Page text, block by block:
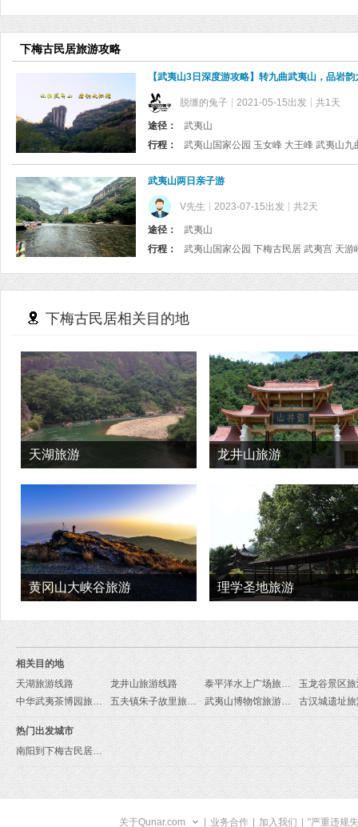
下梅古民居旅游攻略
【武夷山3日深度游攻略】转九曲武夷山，品岩韵
脱缰的兔子 2021-05-15出发 共1天
途径：
武夷山
行程：
武夷山两日亲子游
V先生 2023-07-15出发 共2天
途径：
武夷山
行程：
下梅古民居相关目的地
天湖旅游 龙井山旅游
黄冈山大峡谷旅游 理学圣地旅游
相关目的地
天湖旅游线路
龙井山旅游线路 泰平洋水上广场旅游线路
玉龙谷景区
中华武夷茶博园旅游线路
五夫镇朱子故里旅游线路 武夷山博物馆旅游线路 古汉城遗址
热门出发城市
南阳到下梅古民居旅游报价
关于Qunar.com 业务合作 加入我们 "严重违规